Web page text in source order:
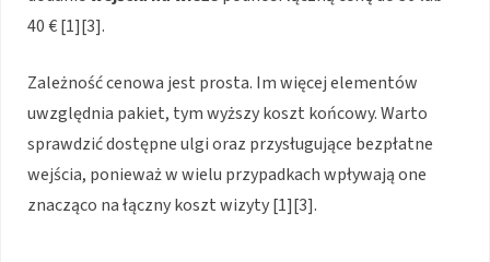
40 € [1][3].
Zależność cenowa jest prosta. Im więcej elementów
uwzględnia pakiet, tym wyższy koszt końcowy. Warto
sprawdzić dostępne ulgi oraz przysługujące bezpłatne
wejścia, ponieważ w wielu przypadkach wpływają one
znacząco na łączny koszt wizyty [1][3].